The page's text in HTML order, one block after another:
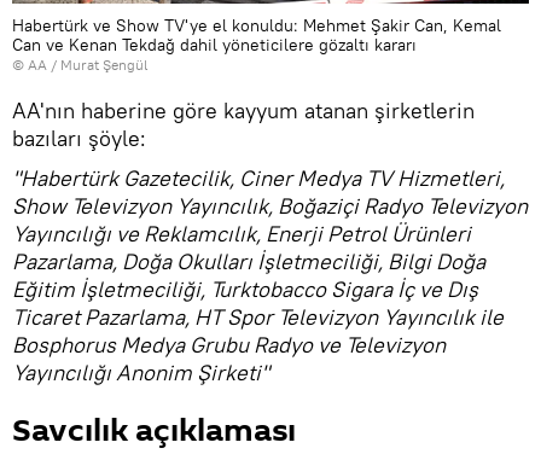
Habertürk ve Show TV'ye el konuldu: Mehmet Şakir Can, Kemal
Can ve Kenan Tekdağ dahil yöneticilere gözaltı kararı
© AA / Murat Şengül
AA'nın haberine göre kayyum atanan şirketlerin
bazıları şöyle:
"Habertürk Gazetecilik, Ciner Medya TV Hizmetleri,
Show Televizyon Yayıncılık, Boğaziçi Radyo Televizyon
Yayıncılığı ve Reklamcılık, Enerji Petrol Ürünleri
Pazarlama, Doğa Okulları İşletmeciliği, Bilgi Doğa
Eğitim İşletmeciliği, Turktobacco Sigara İç ve Dış
Ticaret Pazarlama, HT Spor Televizyon Yayıncılık ile
Bosphorus Medya Grubu Radyo ve Televizyon
Yayıncılığı Anonim Şirketi"
Savcılık açıklaması